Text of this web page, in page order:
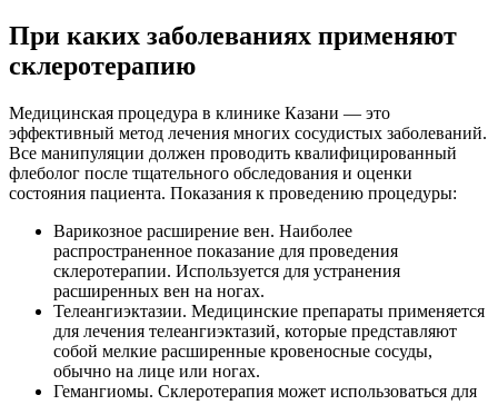
При каких заболеваниях применяют
склеротерапию
Медицинская процедура в клинике Казани — это
эффективный метод лечения многих сосудистых заболеваний.
Все манипуляции должен проводить квалифицированный
флеболог после тщательного обследования и оценки
состояния пациента. Показания к проведению процедуры:
Варикозное расширение вен. Наиболее
распространенное показание для проведения
склеротерапии. Используется для устранения
расширенных вен на ногах.
Телеангиэктазии. Медицинские препараты применяется
для лечения телеангиэктазий, которые представляют
собой мелкие расширенные кровеносные сосуды,
обычно на лице или ногах.
Гемангиомы. Склеротерапия может использоваться для